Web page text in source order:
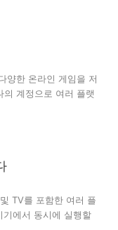
양한 온라인 게임을 저
계정으로 여러 플랫
TV를 포함한 여러 플
에서 동시에 실행할